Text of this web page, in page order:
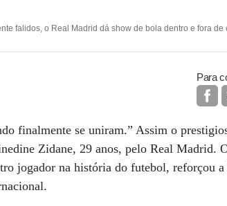
falidos, o Real Madrid dá show de bola dentro e fora
Para
finalmente se uniram.” Assim o
Zidane, 29 anos, pelo Real Madrid.
jogador na história do futebol, reforçou